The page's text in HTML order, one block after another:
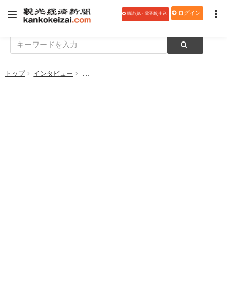
購読(紙・電子版)申込 ログイン
トップ インタビュー 【このひと】中山智雄氏 全日本シティホテル